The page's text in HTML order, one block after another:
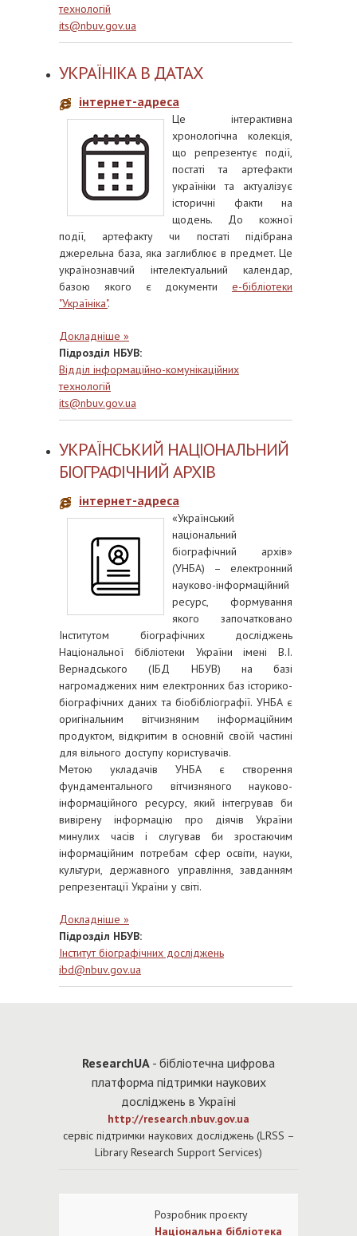
технологій
its@nbuv.gov.ua
УКРАЇНІКА В ДАТАХ
інтернет-адреса
Це інтерактивна
хронологічна колекція,
що репрезентує події,
постаті та артефакти
україніки та актуалізує
історичні факти на
щодень. До кожної
події, артефакту чи постаті підібрана
джерельна база, яка заглиблює в предмет. Це
українознавчий інтелектуальний календар,
базою якого є документи е-бібліотеки
"Україніка".
Докладніше »
Підрозділ НБУВ:
Відділ інформаційно-комунікаційних
технологій
its@nbuv.gov.ua
УКРАЇНСЬКИЙ НАЦІОНАЛЬНИЙ
БІОГРАФІЧНИЙ АРХІВ
інтернет-адреса
«Український
національний
біографічний архів»
(УНБА) – електронний
науково-інформаційний
ресурс, формування
якого започатковано
Інститутом біографічних досліджень
Національної бібліотеки України імені В.І.
Вернадського (ІБД НБУВ) на базі
нагромаджених ним електронних баз історико-
біографічних даних та біобібліографії. УНБА є
оригінальним вітчизняним інформаційним
продуктом, відкритим в основній своїй частині
для вільного доступу користувачів.
Метою укладачів УНБА є створення
фундаментального вітчизняного науково-
інформаційного ресурсу, який інтегрував би
вивірену інформацію про діячів України
минулих часів і слугував би зростаючим
інформаційним потребам сфер освіти, науки,
культури, державного управління, завданням
репрезентації України у світі.
Докладніше »
Підрозділ НБУВ:
Інститут біографічних досліджень
ibd@nbuv.gov.ua
ResearchUA - бібліотечна цифрова
платформа підтримки наукових
досліджень в Україні
http://research.nbuv.gov.ua
cервіс підтримки наукових досліджень (LRSS –
Library Research Support Services)
Розробник проєкту
Національна бібліотека